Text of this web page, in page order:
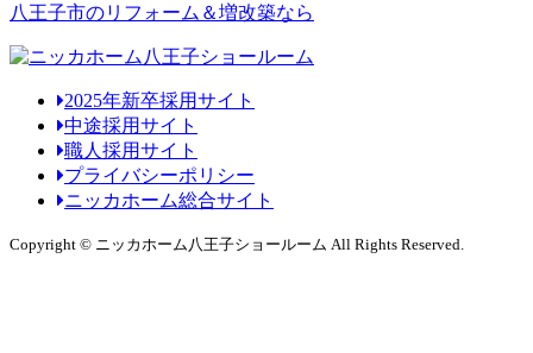
八王子市のリフォーム＆増改築なら
2025年新卒採用サイト
中途採用サイト
職人採用サイト
プライバシーポリシー
ニッカホーム総合サイト
Copyright © ニッカホーム八王子ショールーム All Rights Reserved.